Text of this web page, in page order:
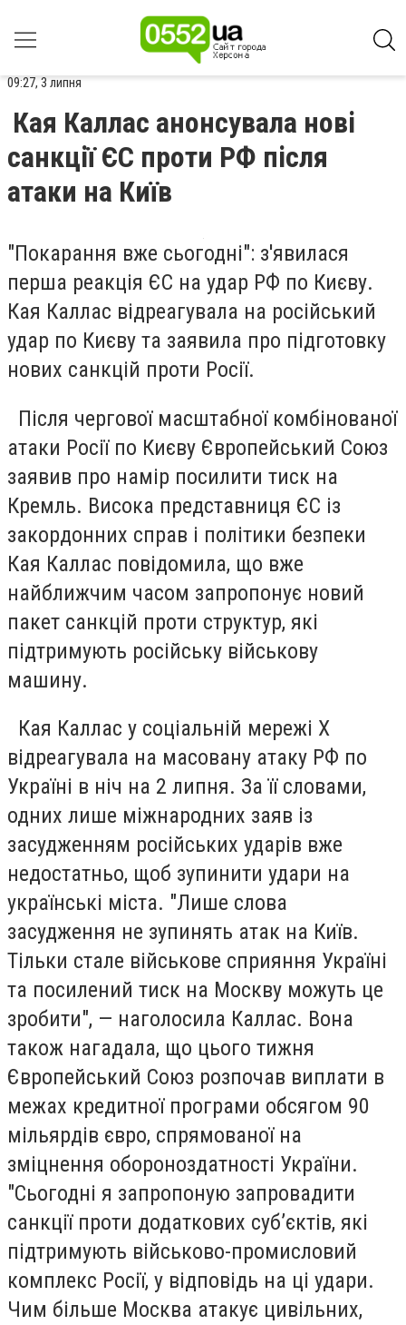
09:27, 3 липня
Кая Каллас анонсувала нові
санкції ЄС проти РФ після
атаки на Київ
"Покарання вже сьогодні": з'явилася
перша реакція ЄС на удар РФ по Києву.
Кая Каллас відреагувала на російський
удар по Києву та заявила про підготовку
нових санкцій проти Росії.
Після чергової масштабної комбінованої
атаки Росії по Києву Європейський Союз
заявив про намір посилити тиск на
Кремль. Висока представниця ЄС із
закордонних справ і політики безпеки
Кая Каллас повідомила, що вже
найближчим часом запропонує новий
пакет санкцій проти структур, які
підтримують російську військову
машину.
Кая Каллас у соціальній мережі X
відреагувала на масовану атаку РФ по
Україні в ніч на 2 липня. За її словами,
одних лише міжнародних заяв із
засудженням російських ударів вже
недостатньо, щоб зупинити удари на
українські міста. "Лише слова
засудження не зупинять атак на Київ.
Тільки стале військове сприяння Україні
та посилений тиск на Москву можуть це
зробити", — наголосила Каллас. Вона
також нагадала, що цього тижня
Європейський Союз розпочав виплати в
межах кредитної програми обсягом 90
мільярдів євро, спрямованої на
зміцнення обороноздатності України.
"Сьогодні я запропоную запровадити
санкції проти додаткових суб’єктів, які
підтримують військово-промисловий
комплекс Росії, у відповідь на ці удари.
Чим більше Москва атакує цивільних,